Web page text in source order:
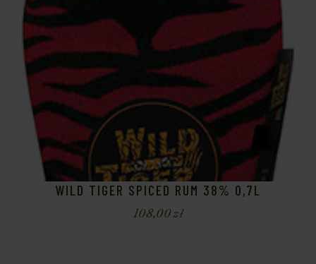
WILD TIGER SPICED RUM 38% 0,7L
108,00zł